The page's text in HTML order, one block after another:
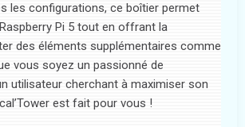
les configurations, ce boîtier permet
Pi 5 tout en offrant la
des éléments supplémentaires comme
vous soyez un passionné de
utilisateur cherchant à maximiser son
est fait pour vous !